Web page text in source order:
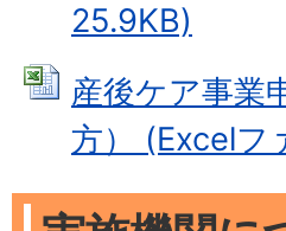
25.9KB)
産後ケア事業
方） (Excelフ